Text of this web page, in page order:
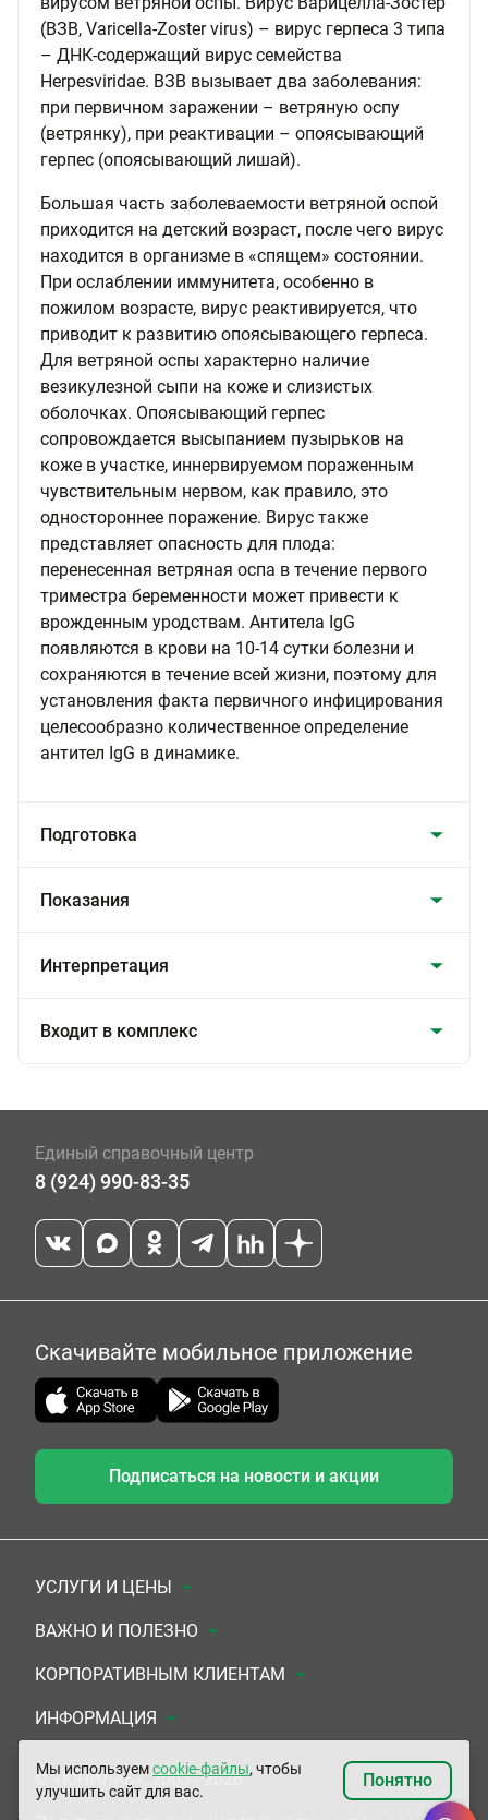
(ВЗВ, Varicella-Zoster virus) – вирус герпеса 3 типа
– ДНК-содержащий вирус семейства
Herpesviridae. ВЗВ вызывает два заболевания:
при первичном заражении – ветряную оспу
(ветрянку), при реактивации – опоясывающий
герпес (опоясывающий лишай).
Большая часть заболеваемости ветряной оспой
приходится на детский возраст, после чего вирус
находится в организме в «спящем» состоянии.
При ослаблении иммунитета, особенно в
пожилом возрасте, вирус реактивируется, что
приводит к развитию опоясывающего герпеса.
Для ветряной оспы характерно наличие
везикулезной сыпи на коже и слизистых
оболочках. Опоясывающий герпес
сопровождается высыпанием пузырьков на
коже в участке, иннервируемом пораженным
чувствительным нервом, как правило, это
одностороннее поражение. Вирус также
представляет опасность для плода:
перенесенная ветряная оспа в течение первого
триместра беременности может привести к
врожденным уродствам. Антитела IgG
появляются в крови на 10-14 сутки болезни и
сохраняются в течение всей жизни, поэтому для
установления факта первичного инфицирования
целесообразно количественное определение
антител IgG в динамике.
Подготовка
Показания
Интерпретация
Входит в комплекс
Единый справочный центр
8 (924) 990-83-35
Скачивайте мобильное приложение
Подписаться на новости и акции
УСЛУГИ И ЦЕНЫ
Анализы
Комплексы
УЗИ
ЭКГ/Холтер/СМАД
Приемы врачей
ВАЖНО И ПОЛЕЗНО
Документы для заключения договора
Система скидок
Подарочные сертификаты
Сертификаты на комплексные программы
КОРПОРАТИВНЫМ КЛИЕНТАМ
Медицинским организациям
Прочим организациям
ИНФОРМАЦИЯ
О Компании
Контакты
© «ЮНИЛАБ», 2003 - 2026
Мы используемcookie-файлы, чтобы
улучшить сайт для вас.
Понятно